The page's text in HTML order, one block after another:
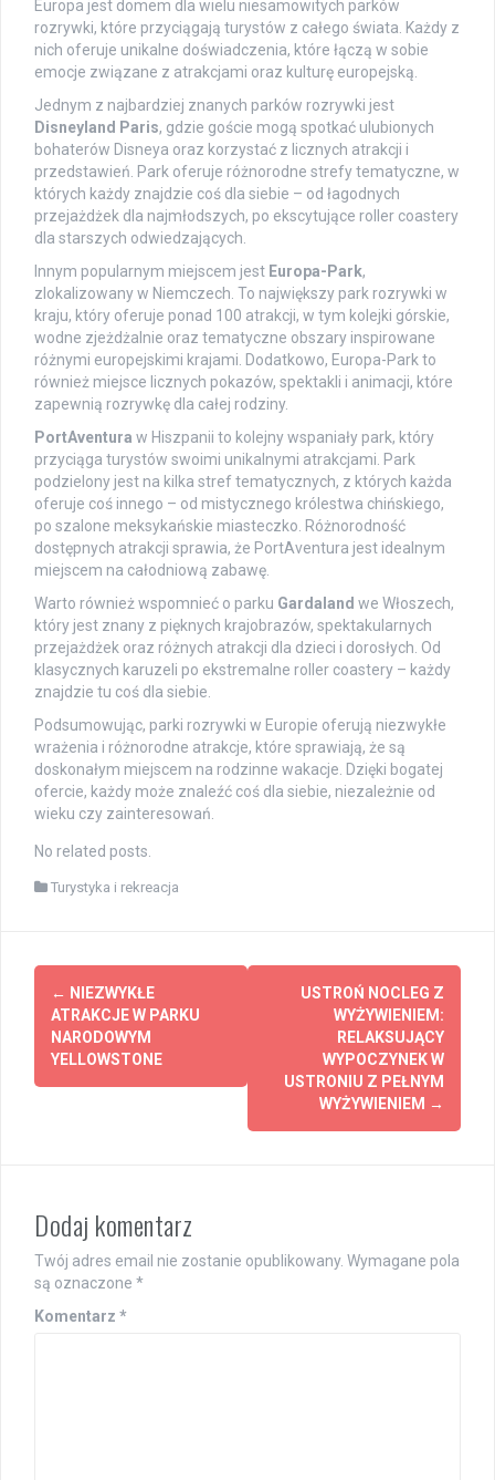
Europa jest domem dla wielu niesamowitych parków
rozrywki, które przyciągają turystów z całego świata. Każdy z
nich oferuje unikalne doświadczenia, które łączą w sobie
emocje związane z atrakcjami oraz kulturę europejską.
Jednym z najbardziej znanych parków rozrywki jest
Disneyland Paris, gdzie goście mogą spotkać ulubionych
bohaterów Disneya oraz korzystać z licznych atrakcji i
przedstawień. Park oferuje różnorodne strefy tematyczne, w
których każdy znajdzie coś dla siebie – od łagodnych
przejażdżek dla najmłodszych, po ekscytujące roller coastery
dla starszych odwiedzających.
Innym popularnym miejscem jest Europa-Park,
zlokalizowany w Niemczech. To największy park rozrywki w
kraju, który oferuje ponad 100 atrakcji, w tym kolejki górskie,
wodne zjeżdżalnie oraz tematyczne obszary inspirowane
różnymi europejskimi krajami. Dodatkowo, Europa-Park to
również miejsce licznych pokazów, spektakli i animacji, które
zapewnią rozrywkę dla całej rodziny.
PortAventura w Hiszpanii to kolejny wspaniały park, który
przyciąga turystów swoimi unikalnymi atrakcjami. Park
podzielony jest na kilka stref tematycznych, z których każda
oferuje coś innego – od mistycznego królestwa chińskiego,
po szalone meksykańskie miasteczko. Różnorodność
dostępnych atrakcji sprawia, że PortAventura jest idealnym
miejscem na całodniową zabawę.
Warto również wspomnieć o parku Gardaland we Włoszech,
który jest znany z pięknych krajobrazów, spektakularnych
przejażdżek oraz różnych atrakcji dla dzieci i dorosłych. Od
klasycznych karuzeli po ekstremalne roller coastery – każdy
znajdzie tu coś dla siebie.
Podsumowując, parki rozrywki w Europie oferują niezwykłe
wrażenia i różnorodne atrakcje, które sprawiają, że są
doskonałym miejscem na rodzinne wakacje. Dzięki bogatej
ofercie, każdy może znaleźć coś dla siebie, niezależnie od
wieku czy zainteresowań.
No related posts.
Turystyka i rekreacja
Post
navigation
← NIEZWYKŁE
ATRAKCJE W PARKU
NARODOWYM
YELLOWSTONE
USTROŃ NOCLEG Z
WYŻYWIENIEM:
RELAKSUJĄCY
WYPOCZYNEK W
USTRONIU Z PEŁNYM
WYŻYWIENIEM →
Dodaj komentarz
Twój adres email nie zostanie opublikowany. Wymagane pola
są oznaczone *
Komentarz *